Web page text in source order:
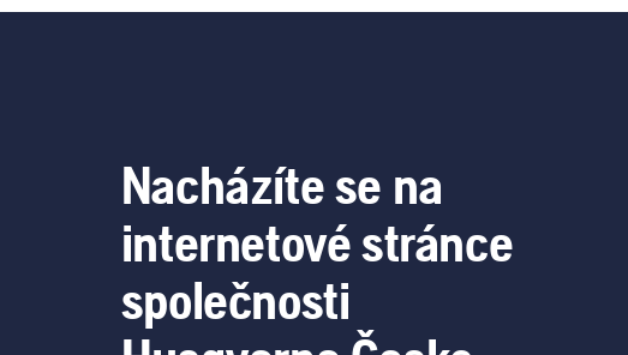
otáčky
Nacházíte se na
internetové stránce
společnosti